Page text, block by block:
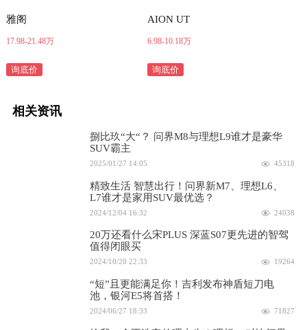
雅阁
17.98-21.48万
询底价
AION UT
6.98-10.18万
询底价
相关资讯
捌比玖“大“？ 问界M8与理想L9谁才是豪华
SUV霸主
2025/01/27 14:05 45318
精致生活 智慧出行！问界新M7、理想L6、
L7谁才是家用SUV最优选？
2024/12/04 16:32 24038
20万还看什么宋PLUS 深蓝S07更先进的智驾
值得闭眼买
2024/10/20 22:33 19264
“短”且更能满足你！吉利发布神盾短刀电
池，银河E5将首搭！
2024/06/27 18:33 71827